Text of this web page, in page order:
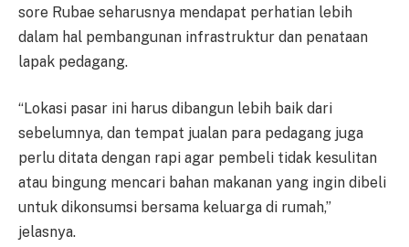
sore Rubae seharusnya mendapat perhatian lebih
dalam hal pembangunan infrastruktur dan penataan
lapak pedagang.
“Lokasi pasar ini harus dibangun lebih baik dari
sebelumnya, dan tempat jualan para pedagang juga
perlu ditata dengan rapi agar pembeli tidak kesulitan
atau bingung mencari bahan makanan yang ingin dibeli
untuk dikonsumsi bersama keluarga di rumah,”
jelasnya.